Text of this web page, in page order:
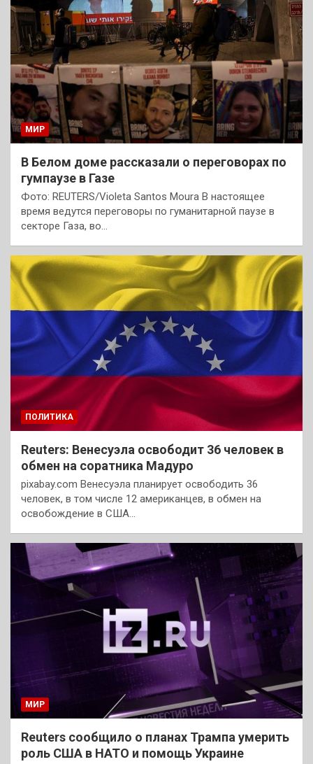
МИР
В Белом доме рассказали о переговорах по
гумпаузе в Газе
Фото: REUTERS/Violeta Santos Moura В настоящее
время ведутся переговоры по гуманитарной паузе в
секторе Газа, во…
ПОЛИТИКА
Reuters: Венесуэла освободит 36 человек в
обмен на соратника Мадуро
pixabay.com Венесуэла планирует освободить 36
человек, в том числе 12 американцев, в обмен на
освобождение в США…
МИР
Reuters сообщило о планах Трампа умерить
роль США в НАТО и помощь Украине